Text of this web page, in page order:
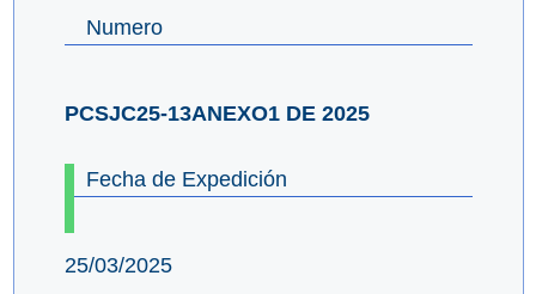
Numero
PCSJC25-13ANEXO1 DE 2025
Fecha de Expedición
25/03/2025